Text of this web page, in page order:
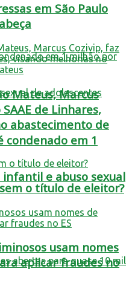
condenado em 1
e abuso sexual
em São Paulo
Mateus, Marcus
de Linhares,
abastecimento de
o título de eleitor?
usam nomes
aplicar fraudes no